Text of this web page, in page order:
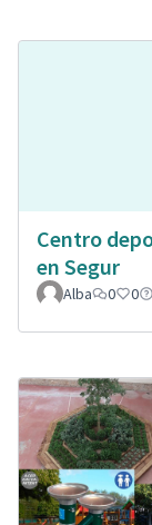
Centro
en Segur
Alba
0 0